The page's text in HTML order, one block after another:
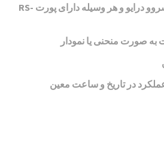
۹- قابل اتصال به اینورتر، سروو درایو و هر وسیله دارای پورت RS-